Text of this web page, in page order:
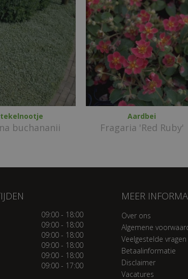
buchananii
Aardbei
Fragaria 'Red Ruby'
09:00 - 18:00
09:00 - 18:00
09:00 - 18:00
09:00 - 18:00
09:00 - 18:00
09:00 - 17:00
MEER
Over ons
Algemene
Veelgestelde vragen
Betaalinformatie
Disclaimer
Vacatures